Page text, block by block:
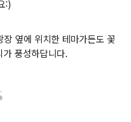
:)
장 옆에 위치한 테마가든도 꽃
가 풍성하답니다.